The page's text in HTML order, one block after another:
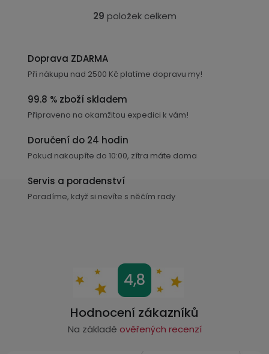
O
d
c
í
r
y
s
u
29 položek celkem
Doprava ZDARMA
Při nákupu nad 2500 Kč platíme dopravu my!
99.8 % zboží skladem
Připraveno na okamžitou expedici k vám!
Doručení do 24 hodin
Pokud nakoupíte do 10:00, zítra máte doma
Servis a poradenství
Poradíme, když si nevíte s něčím rady
4,8
Hodnocení zákazníků
Na základě ověřených recenzí